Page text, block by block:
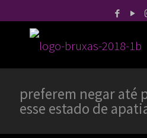
preferem negar até
esse estado de